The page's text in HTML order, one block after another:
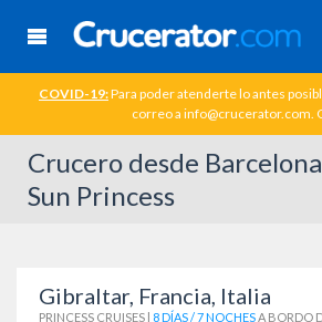
COVID-19:Para poder atenderte lo antes
correo a info@crucerator.com.
Crucero desde
Sun Princess
Gibraltar, Francia, Italia
PRINCESS CRUISES | 8 DÍAS / 7 NOCHESA BORDO